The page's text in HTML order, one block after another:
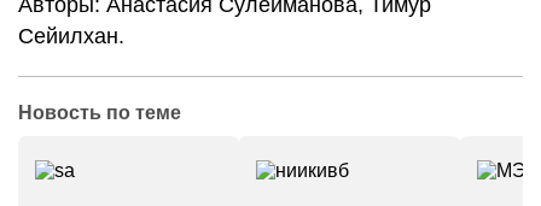
Авторы: Анастасия Сулейманова, Тимур
Сейилхан.
Новость по теме